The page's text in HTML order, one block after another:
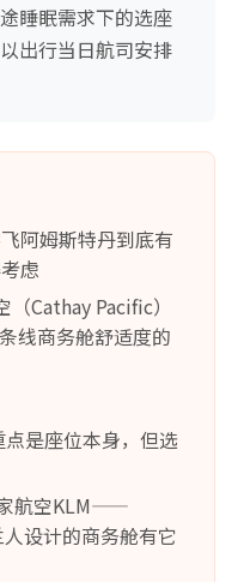
睡眠需求下的选座
出行当日航司安排
阿姆斯特丹到底有
虑
Cathay Pacific）
线商务舱舒适度的
是座位本身，但选
航空KLM——
设计的商务舱有它